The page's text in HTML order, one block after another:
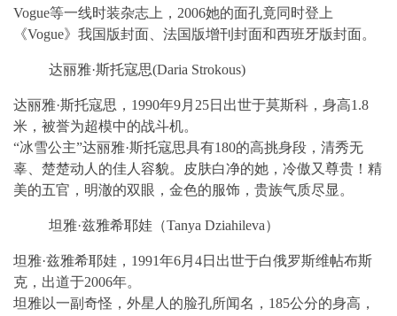
Vogue等一线时装杂志上，2006她的面孔竟同时登上
《Vogue》我国版封面、法国版增刊封面和西班牙版封面。
达丽雅·斯托寇思(Daria Strokous)
达丽雅·斯托寇思，1990年9月25日出世于莫斯科，身高1.8
米，被誉为超模中的战斗机。
“冰雪公主”达丽雅·斯托寇思具有180的高挑身段，清秀无
辜、楚楚动人的佳人容貌。皮肤白净的她，冷傲又尊贵！精
美的五官，明澈的双眼，金色的服饰，贵族气质尽显。
坦雅·兹雅希耶娃（Tanya Dziahileva）
坦雅·兹雅希耶娃，1991年6月4日出世于白俄罗斯维帖布斯
克，出道于2006年。
坦雅以一副奇怪，外星人的脸孔所闻名，185公分的身高，